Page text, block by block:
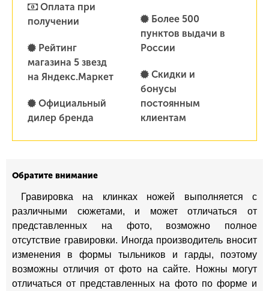
Оплата при
получении
Рейтинг
магазина 5 звезд
на Яндекс.Маркет
Официальный
дилер бренда
Более 500
пунктов выдачи в
России
Скидки и
бонусы
постоянным
клиентам
Обратите внимание
Гравировка на клинках ножей выполняется с
различными сюжетами, и может отличаться от
представленных на фото, возможно полное
отсутствие гравировки. Иногда производитель вносит
изменения в формы тыльников и гарды, поэтому
возможны отличия от фото на сайте. Ножны могут
отличаться от представленных на фото по форме и